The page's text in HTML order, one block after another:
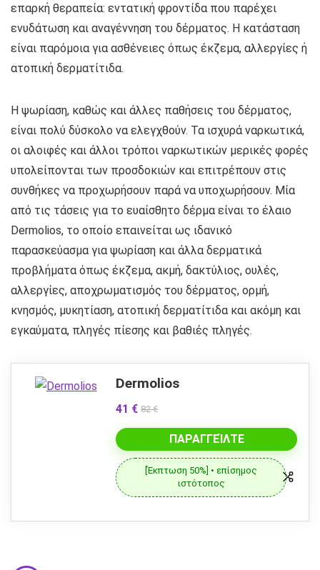
επαρκή θεραπεία: εντατική φροντίδα που παρέχει
ενυδάτωση και αναγέννηση του δέρματος. Η κατάσταση
είναι παρόμοια για ασθένειες όπως έκζεμα, αλλεργίες ή
ατοπική δερματίτιδα.
Η ψωρίαση, καθώς και άλλες παθήσεις του δέρματος,
είναι πολύ δύσκολο να ελεγχθούν. Τα ισχυρά ναρκωτικά,
οι αλοιφές και άλλοι τρόποι ναρκωτικών μερικές φορές
υπολείπονται των προσδοκιών και επιτρέπουν στις
συνθήκες να προχωρήσουν παρά να υποχωρήσουν. Μία
από τις τάσεις για το ευαίσθητο δέρμα είναι το έλαιο
Dermolios, το οποίο επαινείται ως ιδανικό
παρασκεύασμα για ψωρίαση και άλλα δερματικά
προβλήματα όπως έκζεμα, ακμή, δακτύλιος, ουλές,
αλλεργίες, αποχρωματισμός του δέρματος, ορμή,
κνησμός, μυκητίαση, ατοπική δερματίτιδα και ακόμη και
εγκαύματα, πληγές πίεσης και βαθιές πληγές.
Dermolios
41 € 82 €
ΠΑΡΑΓΓΕΊΛΤΕ
[Έκπτωση 50%] • επίσημος
ιστότοπος